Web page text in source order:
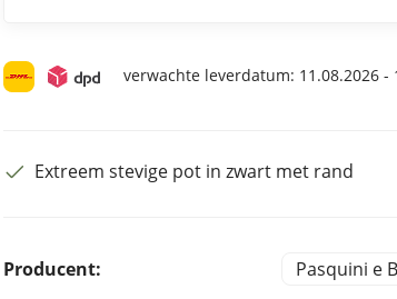
verwachte leverdatum: 11.08.2026 -
Extreem stevige pot in zwart met rand
Producent:
Pasquini e